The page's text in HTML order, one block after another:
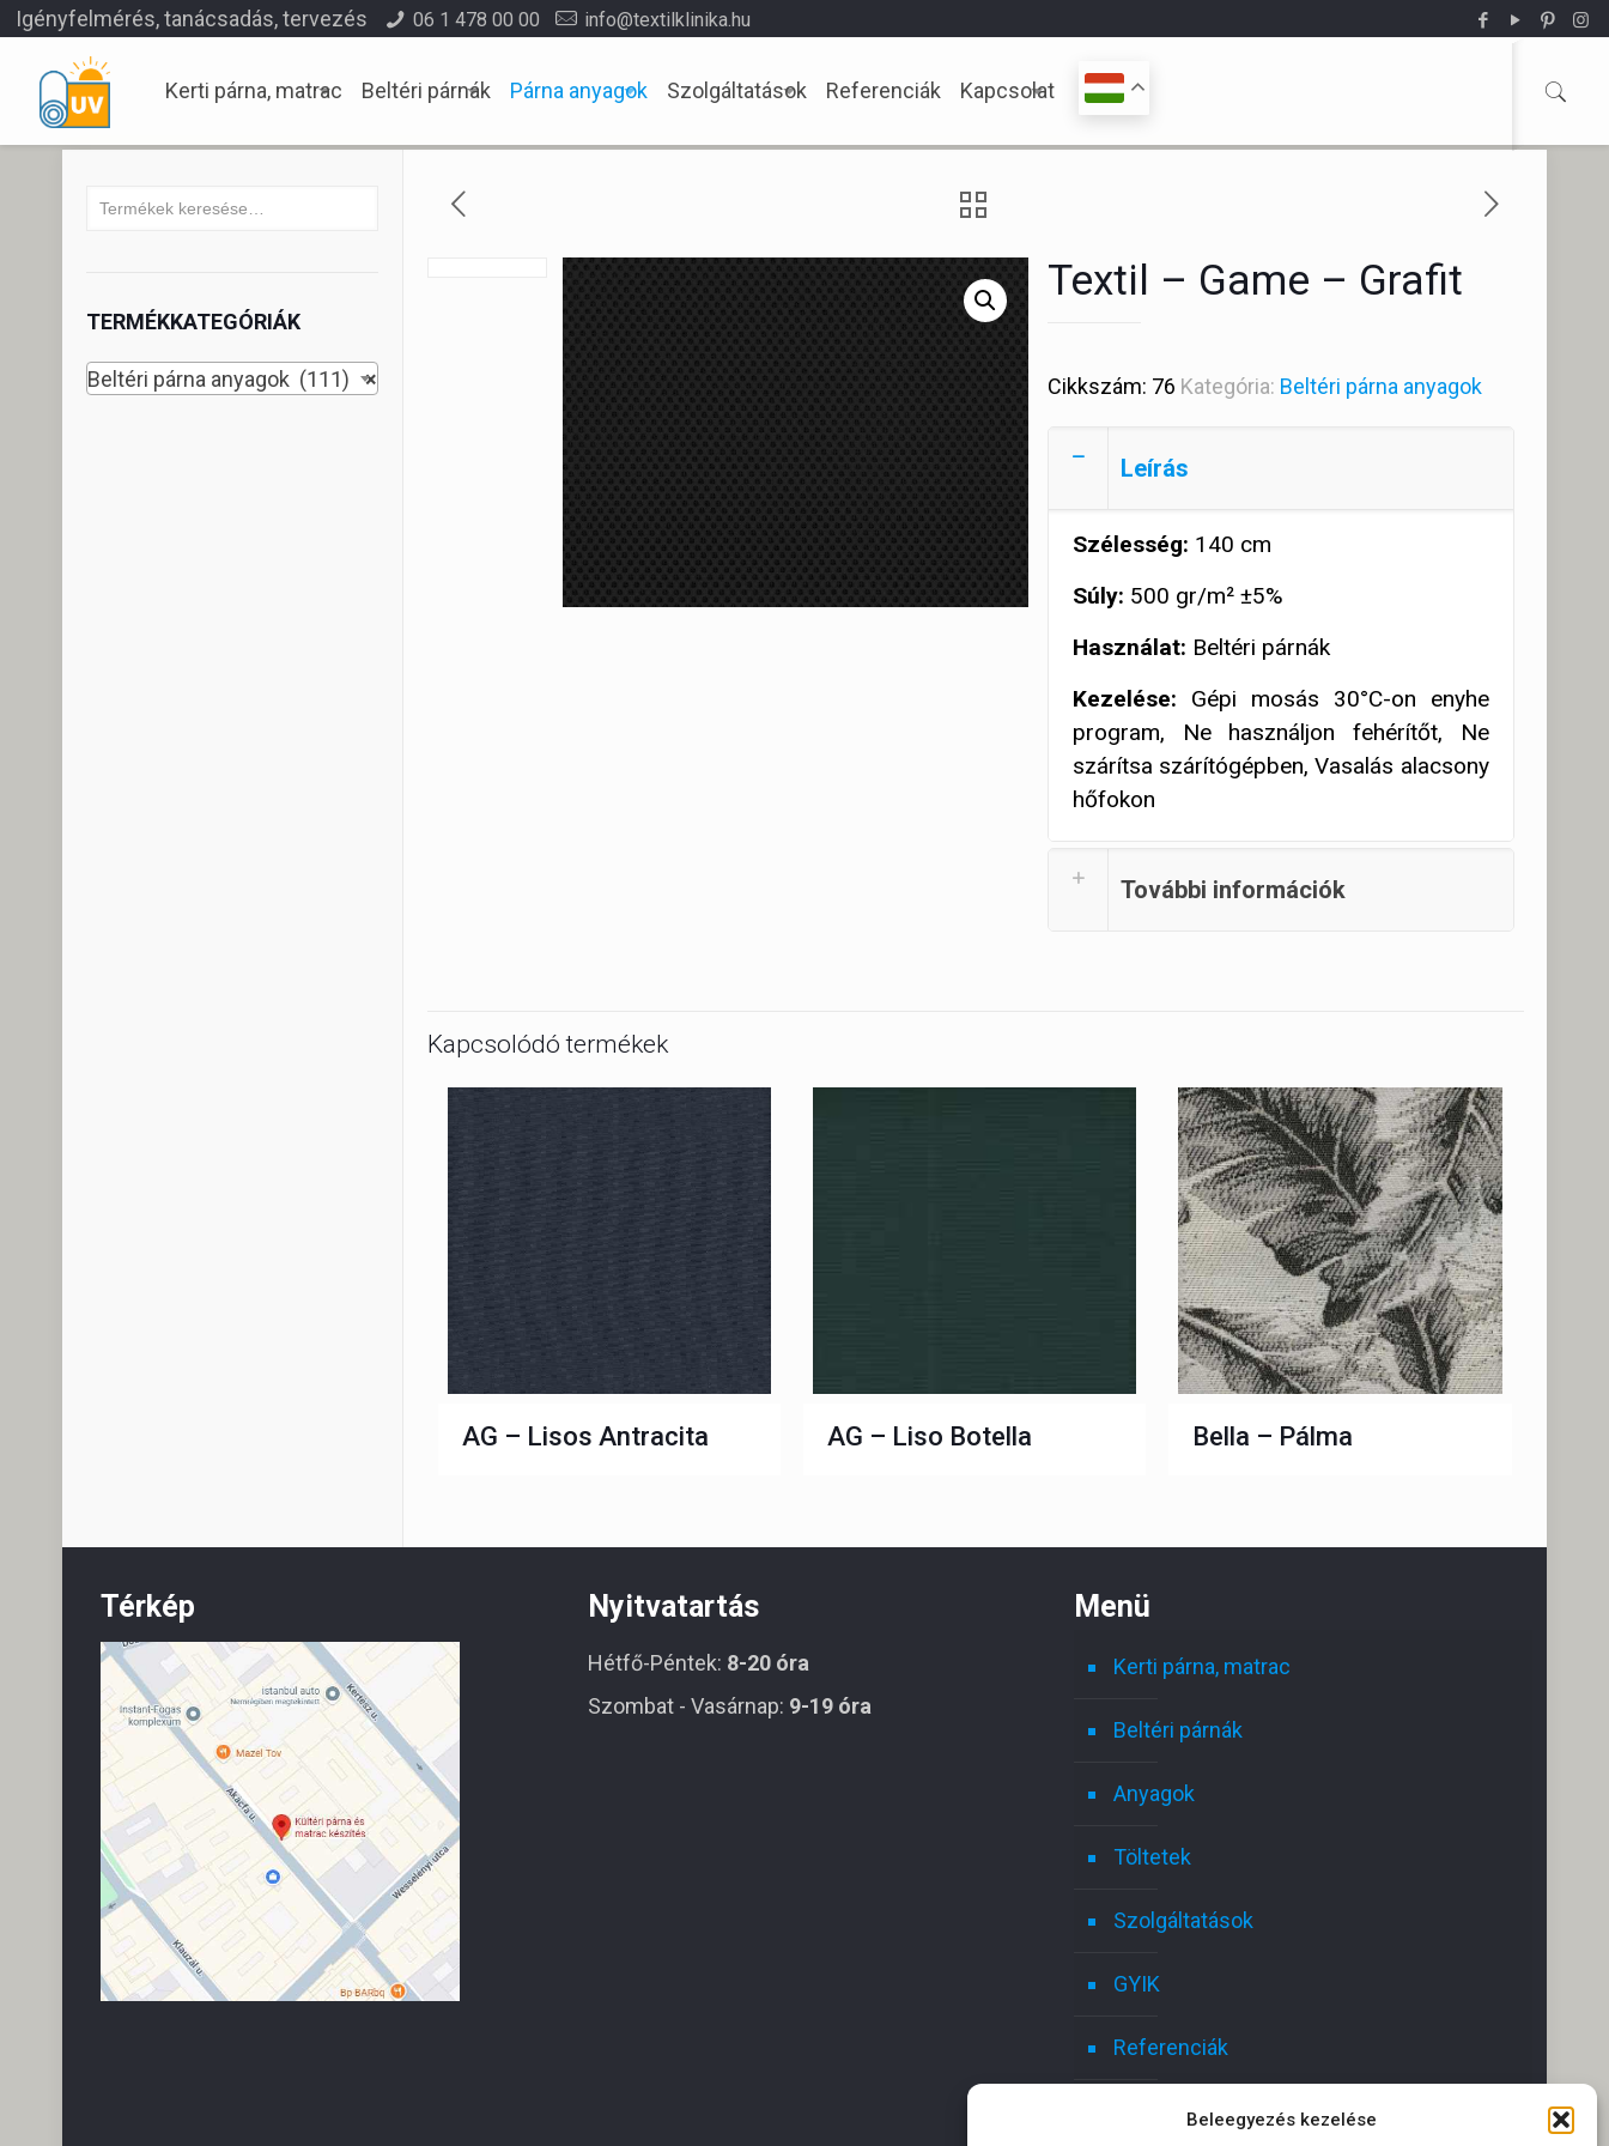
Beleegyezés kezelése
Igényfelmérés, tanácsadás, tervezés 06 1 478 00 00 info@textilklinika.hu
Kerti párna, matrac Beltéri párnák Párna anyagok Szolgáltatások Referenciák Kapcsolat
Textil – Game – Grafit
Cikkszám: 76 Kategória: Beltéri párna anyagok
Leírás
Szélesség: 140 cm
Súly: 500 gr/m² ±5%
Használat: Beltéri párnák
Kezelése: Gépi mosás 30°C-on enyhe
program, Ne használjon fehérítőt, Ne
szárítsa szárítógépben, Vasalás alacsony
hőfokon
További információk
Kapcsolódó termékek
AG – Lisos Antracita AG – Liso Botella Bella – Pálma
TERMÉKKATEGÓRIÁK
×
Beltéri párna anyagok (111)
Térkép Nyitvatartás
Hétfő-Péntek: 8-20 óra
Szombat - Vasárnap: 9-19 óra
Menü
Kerti párna, matrac
Beltéri párnák
Anyagok
Töltetek
Szolgáltatások
GYIK
Referenciák
Kapcsolat